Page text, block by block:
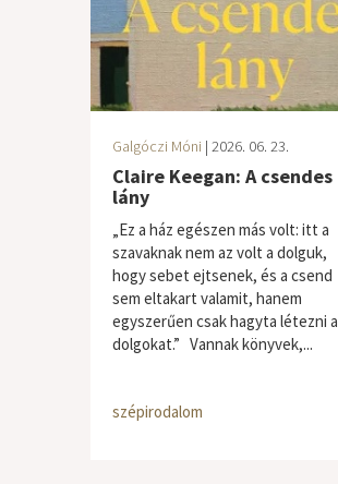
Galgóczi Móni | 2026. 06. 23.
Claire Keegan: A csendes
lány
„Ez a ház egészen más volt: itt a
szavaknak nem az volt a dolguk,
hogy sebet ejtsenek, és a csend
sem eltakart valamit, hanem
egyszerűen csak hagyta létezni a
dolgokat.” Vannak könyvek,...
szépirodalom